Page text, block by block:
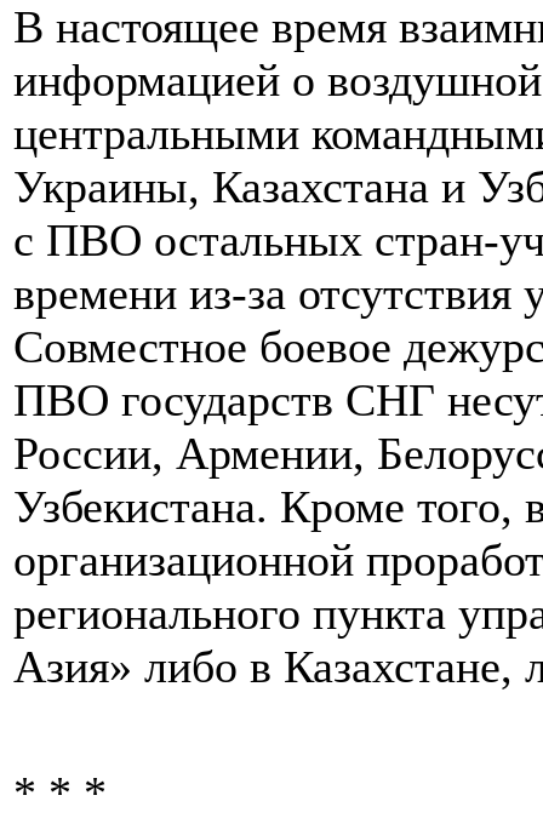
В настоящее время
информацией о
центральными
Украины, Казахстана и
с ПВО остальных стран-
времени из-за
Совместное боевое
ПВО государств СНГ
России, Армении,
Узбекистана. Кроме того,
организационной
регионального пункта
Азия» либо в Казахстане,
* * *